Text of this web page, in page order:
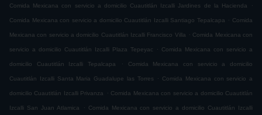
Comida Mexicana con servicio a domicilio Cuautitlán Izcalli Jardines de la Hacienda .
Comida Mexicana con servicio a domicilio Cuautitlán Izcalli Santiago Tepalcapa . Comida
Mexicana con servicio a domicilio Cuautitlán Izcalli Francisco Villa . Comida Mexicana con
servicio a domicilio Cuautitlán Izcalli Plaza Tepeyac . Comida Mexicana con servicio a
domicilio Cuautitlán Izcalli Tepalcapa . Comida Mexicana con servicio a domicilio
Cuautitlán Izcalli Santa Maria Guadalupe las Torres . Comida Mexicana con servicio a
domicilio Cuautitlán Izcalli Privanza . Comida Mexicana con servicio a domicilio Cuautitlán
Izcalli San Juan Atlamica . Comida Mexicana con servicio a domicilio Cuautitlán Izcalli